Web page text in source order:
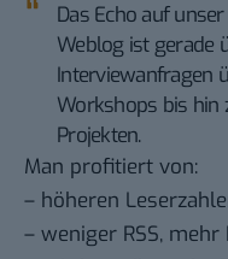
Das Echo auf
Weblog ist gerade
Interviewanfragen
Workshops bis hin
Projekten.
Man profitiert von:
– höheren
– weniger RSS,